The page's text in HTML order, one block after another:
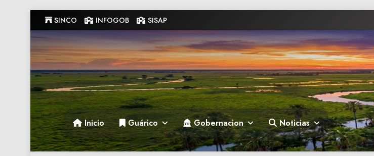
to
content
SINCO INFOGOB SISAP
Gobernacion de Guarico
Gobernacion de Guarico
Inicio Guárico Gobernacion Noticias